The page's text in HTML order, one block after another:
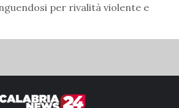
per rivalità violente e